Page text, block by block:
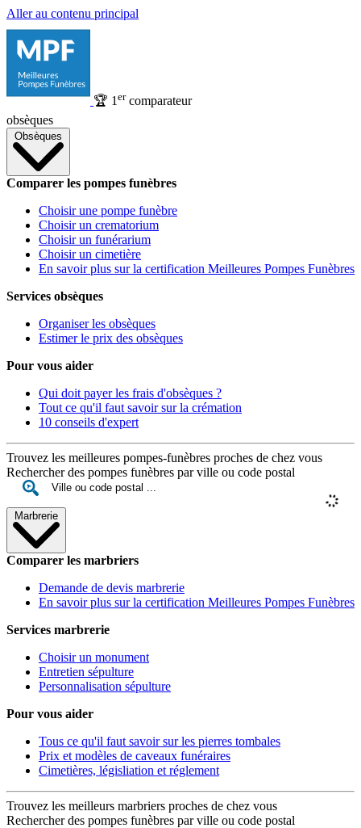
Aller au contenu principal
🏆 1 ercomparateur
obsèques
Obsèques
Comparer les pompes funèbres
Choisir une pompe funèbre
Choisir un crematorium
Choisir un funérarium
Choisir un cimetière
En savoir plus sur la certification Meilleures Pompes Funèbres
Services obsèques
Organiser les obsèques
Estimer le prix des obsèques
Pour vous aider
Qui doit payer les frais d'obsèques ?
Tout ce qu'il faut savoir sur la crémation
10 conseils d'expert
Trouvez les meilleures pompes-funèbres proches de chez vous
Rechercher des pompes funèbres par ville ou code postal
Marbrerie
Comparer les marbriers
Demande de devis marbrerie
En savoir plus sur la certification Meilleures Pompes Funèbres
Services marbrerie
Choisir un monument
Entretien sépulture
Personnalisation sépulture
Pour vous aider
Tous ce qu'il faut savoir sur les pierres tombales
Prix et modèles de caveaux funéraires
Cimetières, législiation et réglement
Trouvez les meilleurs marbriers proches de chez vous
Rechercher des pompes funèbres par ville ou code postal